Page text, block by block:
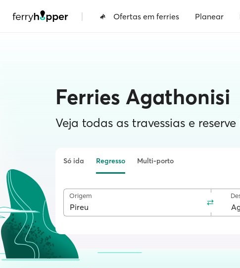
| Ofertas em ferries Planear
Ferries Agathonisi
Veja todas as travessias e
Só ida Regresso Multi-porto
Origem